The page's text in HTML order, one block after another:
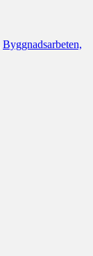
Byggnadsarbeten,